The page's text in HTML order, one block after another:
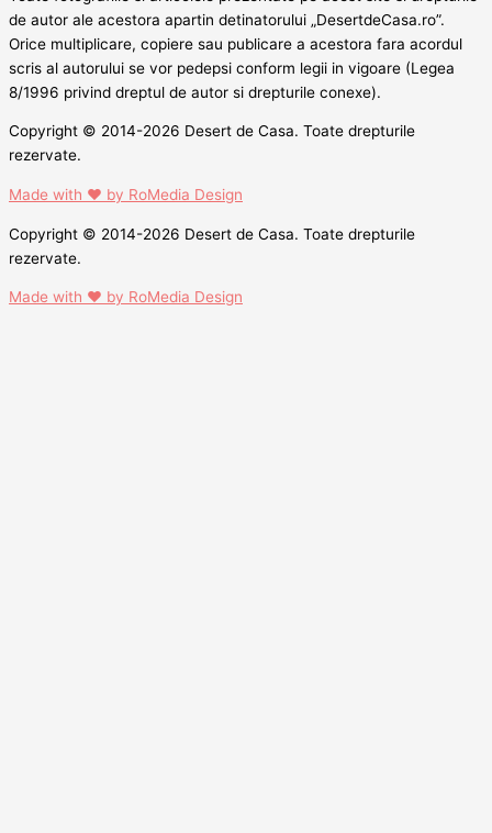
de autor ale acestora apartin detinatorului „DesertdeCasa.ro”.
Orice multiplicare, copiere sau publicare a acestora fara acordul
scris al autorului se vor pedepsi conform legii in vigoare (Legea
8/1996 privind dreptul de autor si drepturile conexe).
Copyright © 2014-2026 Desert de Casa. Toate drepturile
rezervate.
Made with ❤ by RoMedia Design
Copyright © 2014-2026 Desert de Casa. Toate drepturile
rezervate.
Made with ❤ by RoMedia Design